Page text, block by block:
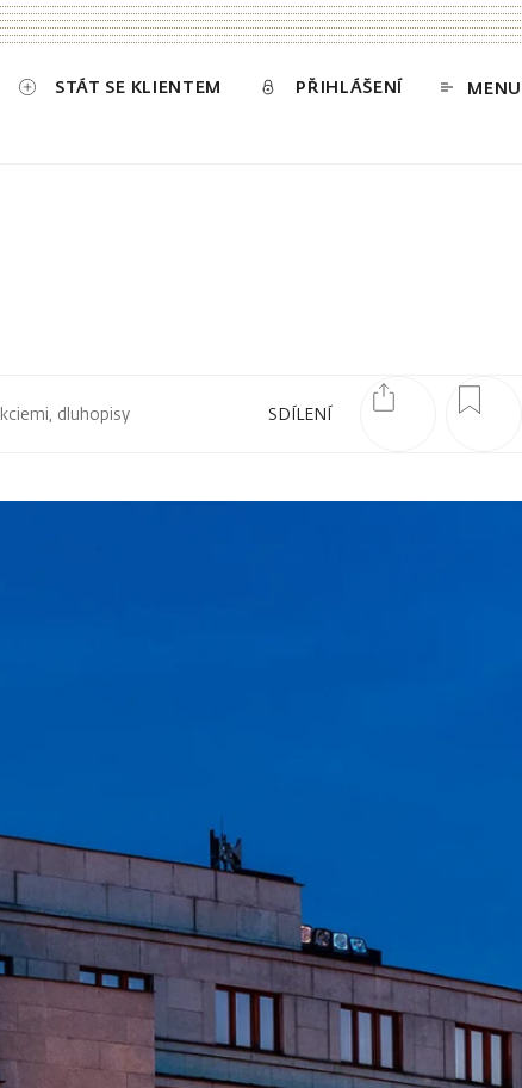
STÁT SE KLIENTEM PŘIHLÁŠENÍ MENU
SDÍLENÍ
dluhopisy